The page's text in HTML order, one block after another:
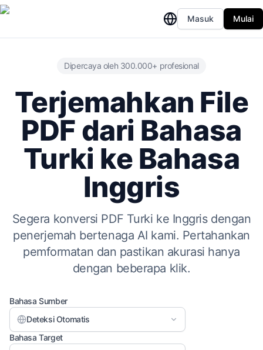
Masuk Mulai
Dipercaya oleh 300.000+ profesional
Terjemahkan File
PDF dari Bahasa
Turki ke Bahasa
Inggris
Segera konversi PDF Turki ke Inggris dengan
penerjemah bertenaga AI kami. Pertahankan
pemformatan dan pastikan akurasi hanya
dengan beberapa klik.
Bahasa Sumber
Deteksi Otomatis
Bahasa Target